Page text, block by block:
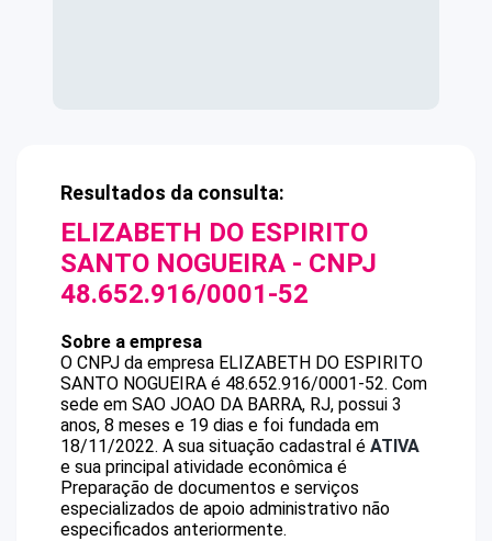
Resultados da consulta:
ELIZABETH DO ESPIRITO
SANTO NOGUEIRA - CNPJ
48.652.916/0001-52
Sobre a empresa
O CNPJ da empresa ELIZABETH DO ESPIRITO
SANTO NOGUEIRA é 48.652.916/0001-52. Com
sede em SAO JOAO DA BARRA, RJ, possui 3
anos, 8 meses e 19 dias e foi fundada em
18/11/2022. A sua situação cadastral é ATIVA
e sua principal atividade econômica é
Preparação de documentos e serviços
especializados de apoio administrativo não
especificados anteriormente.